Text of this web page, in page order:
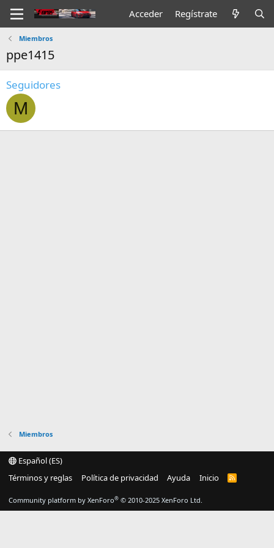
Acceder Regístrate
Miembros
ppe1415
Seguidores
M
Miembros
Español (ES)
Términos y reglas
Política de privacidad Ayuda Inicio
R
Community platform by XenForo® © 2010-2025 XenForo Ltd.